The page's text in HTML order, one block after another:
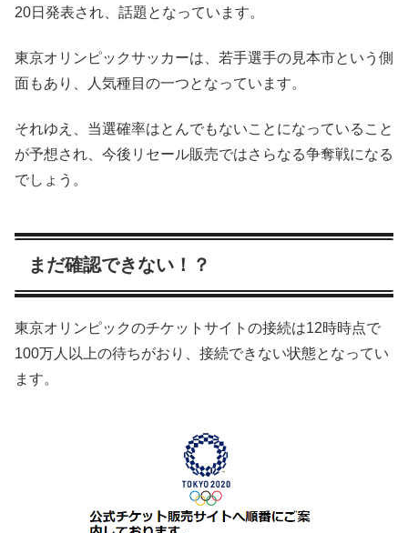
20日発表され、話題となっています。
東京オリンピックサッカーは、若手選手の見本市という側
面もあり、人気種目の一つとなっています。
それゆえ、当選確率はとんでもないことになっていること
が予想され、今後リセール販売ではさらなる争奪戦になる
でしょう。
まだ確認できない！？
東京オリンピックのチケットサイトの接続は12時時点で
100万人以上の待ちがおり、接続できない状態となってい
ます。